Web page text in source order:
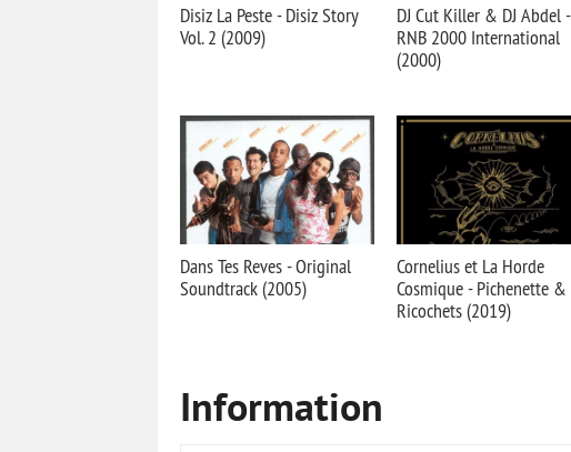
Disiz La Peste - Disiz Story
Vol. 2 (2009)
DJ Cut Killer & DJ Abdel -
RNB 2000 International
(2000)
Dans Tes Reves - Original
Soundtrack (2005)
Cornelius et La Horde
Cosmique - Pichenette &
Ricochets (2019)
Information